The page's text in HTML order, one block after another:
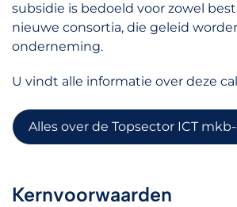
subsidie is bedoeld voor zowel
nieuwe consortia, die geleid
onderneming.
U vindt alle informatie over deze
Alles over de Topsector ICT
Kernvoorwaarden